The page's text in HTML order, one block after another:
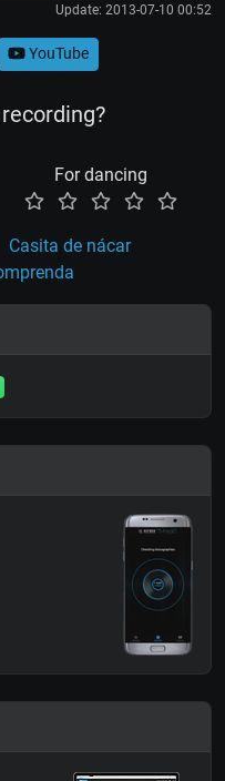
Update: 2013-07-10 00:52
YouTube
For dancing
Casita de nácar